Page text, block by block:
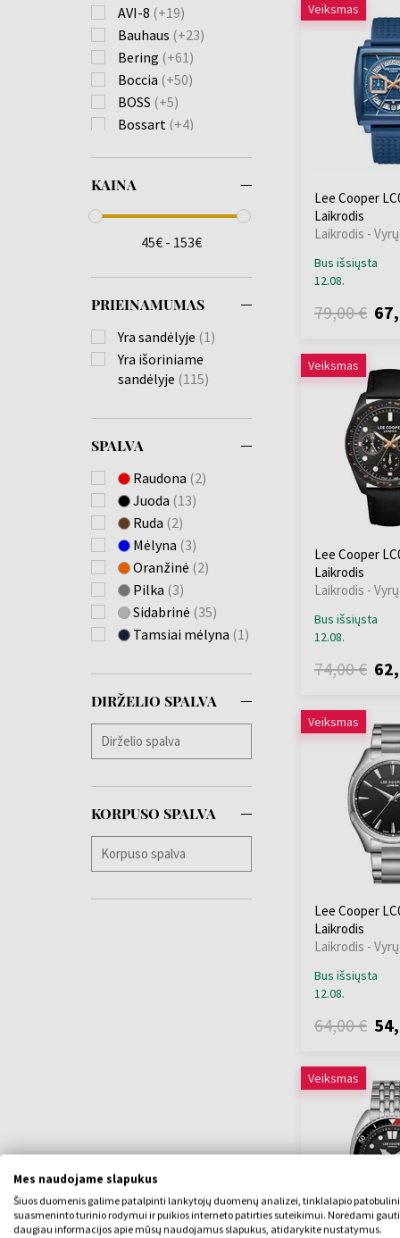
AVI-8 (+19)
Bauhaus (+23)
Bering (+61)
Boccia (+50)
BOSS (+5)
Bossart (+4)
Calvin Klein
Carl von Zeyten(+23)
Carneo (+18)
Citizen(+175)
Claude Bernard
(+4)
Diesel(+136)
Donoval(+21)
Emporio Armani
(+334)
ETT Eco Tech Time
(+48)
Festina(+548)
Forever(+3)
Fossil(+3)
Frederique Constant
(+9)
Garett(+1)
Garmin(+7)
Hammer(+1)
Huawei(+4)
Hugo Boss(+260)
Ingersoll(+81)
(+143)
Jaguar(+173)
Morellato(+7)
MVMT
Nordgreen(+2)
Nubeo(+20)
KAINA
45€ - 153€
PRIEINAMUMAS
Yra sandėlyje (1)
Yra išoriniame
sandėlyje (115)
SPALVA
Raudona (2)
Juoda (13)
Ruda (2)
Mėlyna (3)
Oranžinė (2)
Pilka (3)
Sidabrinė (35)
Tamsiai mėlyna (1)
DIRŽELIO SPALVA
KORPUSO SPALVA
Veiksmas
Lee Cooper
Laikrodis
Laikrodis - Vyrų
Bus išsiųsta
12.08.
79,00 €
Veiksmas
Lee Cooper
Laikrodis
Laikrodis - Vyrų
Bus išsiųsta
12.08.
74,00 €
Veiksmas
Lee Cooper
Laikrodis
Laikrodis - Vyrų
Bus išsiųsta
12.08.
64,00 €
Veiksmas
Mes naudojame slapukus
Šiuos duomenis galime patalpinti lankytojų duomenų analizei, tinklalapio
suasmeninto turinio rodymui ir puikios interneto patirties suteikimui. Norėdami gauti
daugiau informacijos apie mūsų naudojamus slapukus, atidarykite nustatymus.